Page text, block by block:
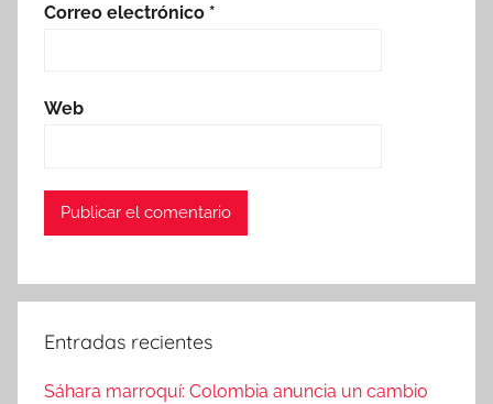
Correo electrónico *
Web
Entradas recientes
Sáhara marroquí: Colombia anuncia un cambio